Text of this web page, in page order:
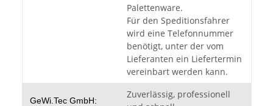
Palettenware.
Für den Speditionsfahrer
wird eine Telefonnummer
benötigt, unter der vom
Lieferanten ein Liefertermin
vereinbart werden kann.
GeWi.Tec GmbH:
Zuverlässig, professionell